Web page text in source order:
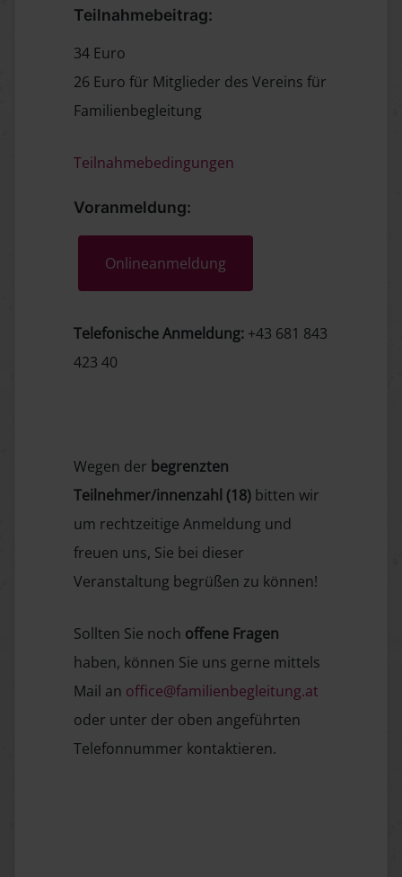
Teilnahmebeitrag:
34 Euro
26 Euro für Mitglieder des Vereins für
Familienbegleitung
Teilnahmebedingungen
Voranmeldung:
Onlineanmeldung
Telefonische Anmeldung: +43 681 843
423 40
Wegen der begrenzten
Teilnehmer/innenzahl (18) bitten wir
um rechtzeitige Anmeldung und
freuen uns, Sie bei dieser
Veranstaltung begrüßen zu können!
Sollten Sie noch offene Fragen
haben, können Sie uns gerne mittels
Mail an office@familienbegleitung.at
oder unter der oben angeführten
Telefonnummer kontaktieren.